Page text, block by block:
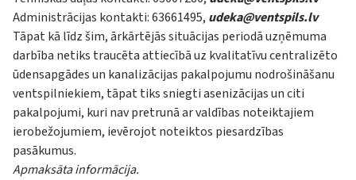
Administrācijas kontakti: 63661495, udeka@ventspils.lv
Tāpat kā līdz šim, ārkārtējās situācijas periodā uzņēmuma
darbība netiks traucēta attiecībā uz kvalitatīvu centralizēto
ūdensapgādes un kanalizācijas pakalpojumu nodrošināšanu
ventspilniekiem, tāpat tiks sniegti asenizācijas un citi
pakalpojumi, kuri nav pretrunā ar valdības noteiktajiem
ierobežojumiem, ievērojot noteiktos piesardzības
pasākumus.
Apmaksāta informācija.